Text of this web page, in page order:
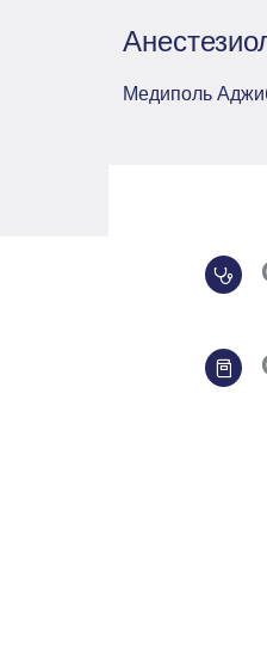
Медиполь